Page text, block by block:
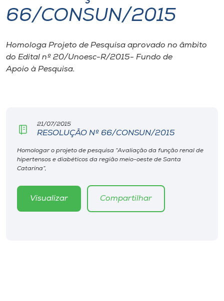
I.nova
Diplomados
Editora
Rádio
66/CONSUN/2015
Homologa Projeto de Pesquisa aprovado no âmbito
do Edital nº 20/Unoesc-R/2015- Fundo de
Apoio à Pesquisa.
21/07/2015
RESOLUÇÃO Nº 66/CONSUN/2015
Homologar o projeto de pesquisa “Avaliação da função renal de
hipertensos e diabéticos da região meio-oeste de Santa
Catarina”,
Visualizar Compartilhar